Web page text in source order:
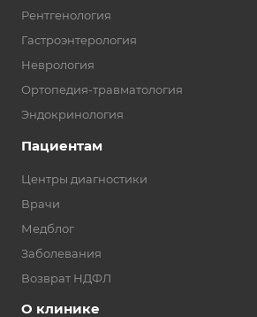
Рентгенология
Гастроэнтерология
Неврология
Ортопедия-травматология
Эндокринология
Пациентам
Центры диагностики
Врачи
Медблог
Заболевания
Возврат НДФЛ
О клинике